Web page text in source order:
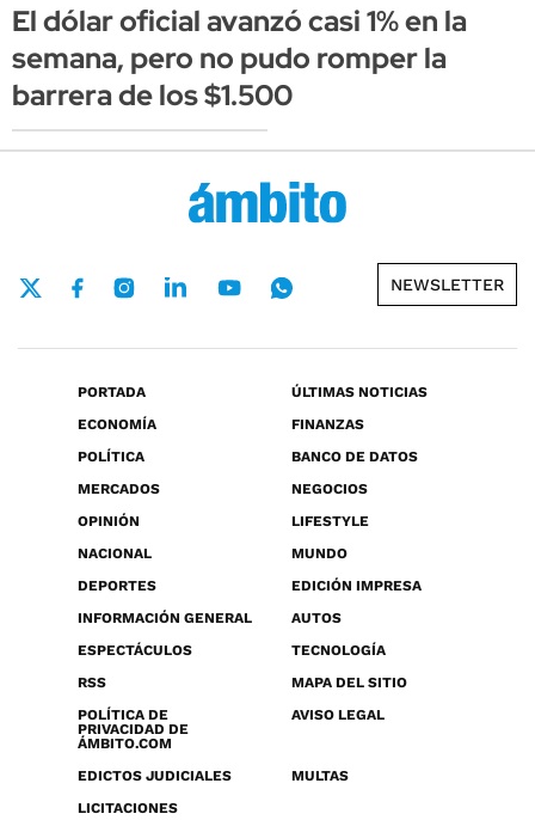
El dólar oficial avanzó casi 1% en la
semana, pero no pudo romper la
barrera de los $1.500
NEWSLETTER
PORTADA
ÚLTIMAS NOTICIAS
ECONOMÍA
FINANZAS
POLÍTICA
BANCO DE DATOS
MERCADOS
NEGOCIOS
OPINIÓN
LIFESTYLE
NACIONAL
MUNDO
DEPORTES
EDICIÓN IMPRESA
INFORMACIÓN GENERAL
AUTOS
ESPECTÁCULOS
TECNOLOGÍA
RSS
MAPA DEL SITIO
POLÍTICA DE
PRIVACIDAD DE
ÁMBITO.COM
AVISO LEGAL
EDICTOS JUDICIALES
MULTAS
LICITACIONES